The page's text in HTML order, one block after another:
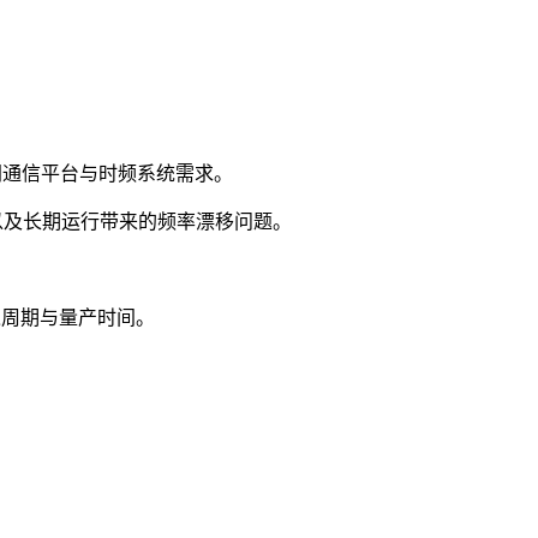
信平台与时频系统需求。
长期运行带来的频率漂移问题。
期与量产时间。